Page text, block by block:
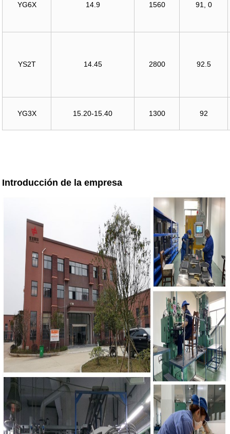
YG6X 14.9 1560 91, 0
YS2T 14.45 2800 92.5
YG3X 15.20-15.40 1300 92
Introducción de la empresa